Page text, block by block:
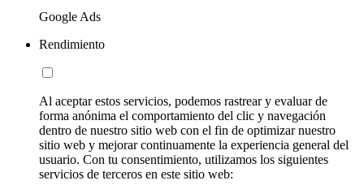
Google Ads
Rendimiento
Al aceptar estos servicios, podemos rastrear y evaluar de
forma anónima el comportamiento del clic y navegación
dentro de nuestro sitio web con el fin de optimizar nuestro
sitio web y mejorar continuamente la experiencia general del
usuario. Con tu consentimiento, utilizamos los siguientes
servicios de terceros en este sitio web: